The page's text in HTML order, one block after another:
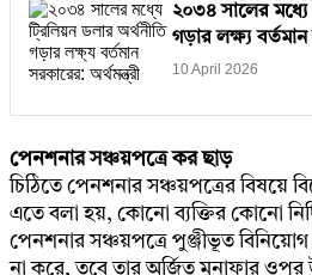
২০৩৪ সালের মধ্যে
গড়ার লক্ষ্য বর্তমান
10 April 2026
পেনশনার সঞ্চয়পত্রে কর ছাড়
চিঠিতে পেনশনার সঞ্চয়পত্রের বিষয়ে
এতে বলা হয়, কোনো ব্যক্তির কোনো
পেনশনার সঞ্চয়পত্রে পুঞ্জীভূত
না করে, তবে তার অর্জিত মুনাফার ওপর